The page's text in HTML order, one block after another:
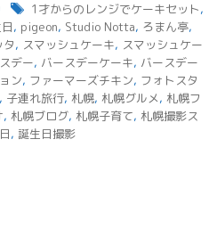
1才からのレンジでケーキセット,
, pigeon, Studio Notta, ろまん亭,
, スマッシュケーキ, スマッシュケー
デー, バースデーケーキ, バースデー
ン, ファーマーズチキン, フォトスタ
, 子連れ旅行, 札幌, 札幌グルメ, 札幌フ
, 札幌ブログ, 札幌子育て, 札幌撮影ス
, 誕生日撮影